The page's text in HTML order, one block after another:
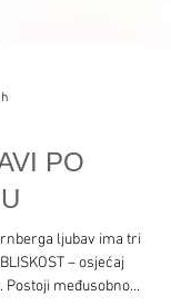
PO
ljubav ima tri